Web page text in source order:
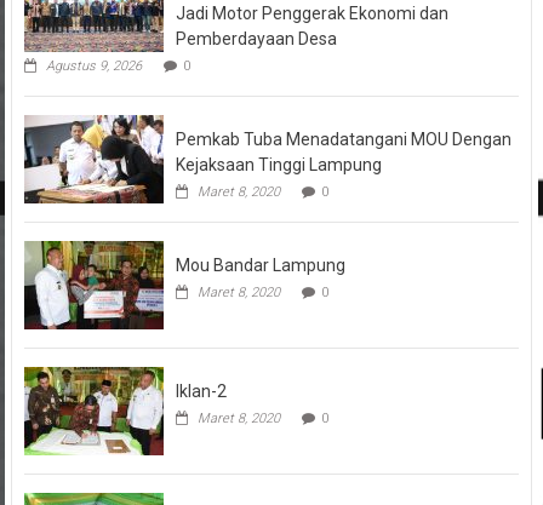
Jadi Motor Penggerak Ekonomi dan
Pemberdayaan Desa
Agustus 9, 2026 0
Pemkab Tuba Menadatangani MOU Dengan
Kejaksaan Tinggi Lampung
Maret 8, 2020 0
Mou Bandar Lampung
Maret 8, 2020 0
Iklan-2
Maret 8, 2020 0